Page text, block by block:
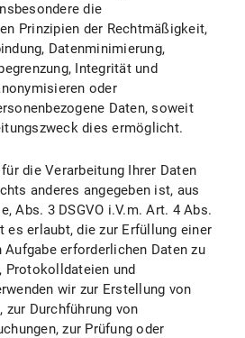
und Beseitigungsmöglichkeiten
zu Einsatz und Verwendung von Instagram und Instagram-Icons
und Zweck der Datenverarbeitung
der Datenverarbeitung
der Datenverarbeitung
und Beseitigungsmöglichkeiten
zu Einsatz und Verwendung von Bluesky und Bluesky-Icons
und Zweck der Datenverarbeitung
der Datenverarbeitung
die
Prinzipien der Rechtmäßigkeit,
Datenminimierung,
Integrität und
oder
Daten, soweit
dies ermöglicht.
die Verarbeitung Ihrer Daten
anderes angegeben ist, aus
Abs. 3 DSGVO i.V.m. Art. 4 Abs.
es erlaubt, die zur Erfüllung einer
Aufgabe erforderlichen Daten zu
Protokolldateien und
wir zur Erstellung von
Durchführung von
zur Prüfung oder